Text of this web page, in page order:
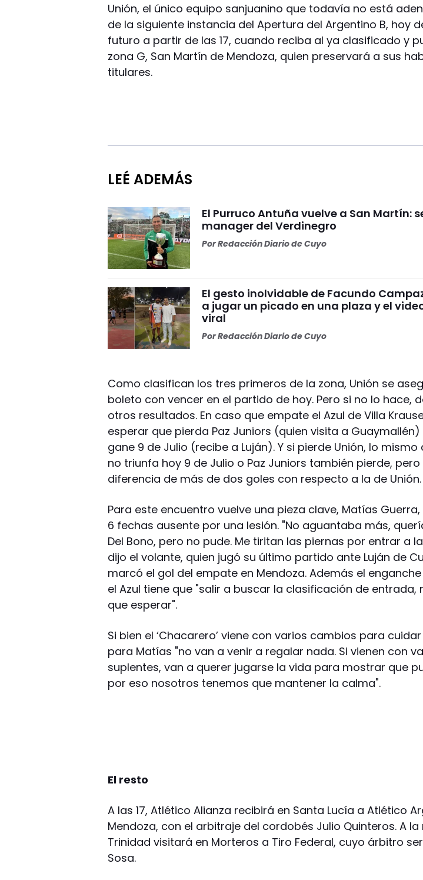
Unión, el único equipo sanjuanino que todavía no está
de la siguiente instancia del Apertura del Argentino B, hoy
futuro a partir de las 17, cuando reciba al ya clasificado y
zona G, San Martín de Mendoza, quien preservará a sus
titulares.
LEÉ ADEMÁS
El Purruco Antuña vuelve a San Martín:
manager del Verdinegro
PorRedacción Diario de Cuyo
El gesto inolvidable de Facundo
a jugar un picado en una plaza y el
viral
PorRedacción Diario de Cuyo
Como clasifican los tres primeros de la zona, Unión se
boleto con vencer en el partido de hoy. Pero si no lo hace,
otros resultados. En caso que empate el Azul de Villa
esperar que pierda Paz Juniors (quien visita a
gane 9 de Julio (recibe a Luján). Y si pierde Unión, lo
no triunfa hoy 9 de Julio o Paz Juniors también pierde,
diferencia de más de dos goles con respecto a la de Unión.
Para este encuentro vuelve una pieza clave, Matías
6 fechas ausente por una lesión. "No aguantaba más,
Del Bono, pero no pude. Me tiritan las piernas por entrar a
dijo el volante, quien jugó su último partido ante Luján de
marcó el gol del empate en Mendoza. Además el
el Azul tiene que "salir a buscar la clasificación de entrada,
que esperar".
Si bien el ‘Chacarero’ viene con varios cambios para
para Matías "no van a venir a regalar nada. Si vienen con
suplentes, van a querer jugarse la vida para mostrar que
por eso nosotros tenemos que mantener la calma".
El resto
A las 17, Atlético Alianza recibirá en Santa Lucía a Atlético
Mendoza, con el arbitraje del cordobés Julio Quinteros. A
Trinidad visitará en Morteros a Tiro Federal, cuyo árbitro
Sosa.